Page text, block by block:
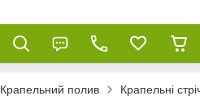
Крапельний полив Крапельні